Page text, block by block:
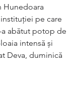
Hunedoara
pe care
a abătut potop de
intensă și
Deva, duminică